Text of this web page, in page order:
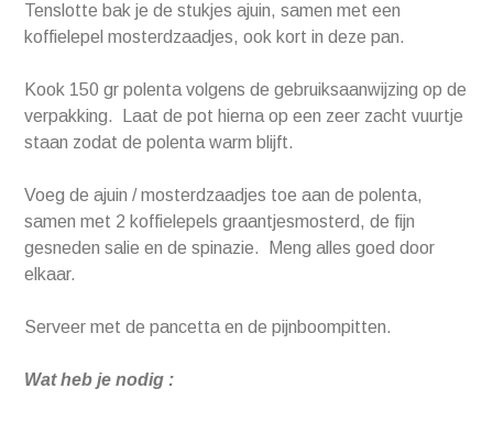
Tenslotte bak je de stukjes ajuin, samen met een
koffielepel mosterdzaadjes, ook kort in deze pan.
Kook 150 gr polenta volgens de gebruiksaanwijzing op de
verpakking. Laat de pot hierna op een zeer zacht vuurtje
staan zodat de polenta warm blijft.
Voeg de ajuin / mosterdzaadjes toe aan de polenta,
samen met 2 koffielepels graantjesmosterd, de fijn
gesneden salie en de spinazie. Meng alles goed door
elkaar.
Serveer met de pancetta en de pijnboompitten.
Wat heb je nodig :